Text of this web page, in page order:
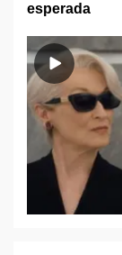
esperada